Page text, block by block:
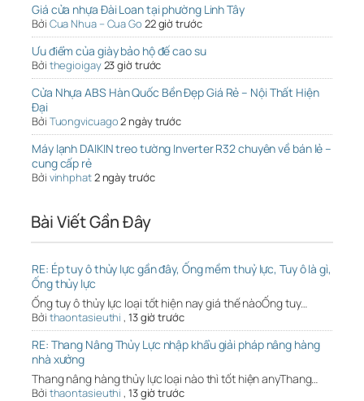
Giá cửa nhựa Đài Loan tại phường Linh Tây
Bởi Cua Nhua – Cua Go 22 giờ trước
Ưu điểm của giày bảo hộ đế cao su
Bởi thegioigay23 giờ trước
Cửa Nhựa ABS Hàn Quốc Bền Đẹp Giá Rẻ – Nội Thất Hiện
Đại
Bởi Tuongvicuago2 ngày trước
Máy lạnh DAIKIN treo tường Inverter R32 chuyên về bán lẻ –
cung cấp rẻ
Bởi vinhphat2 ngày trước
Bài Viết Gần Đây
RE: Ép tuy ô thủy lực gần đây, Ống mềm thuỷ lực, Tuy ô là gì,
Ống thủy lực
Ống tuy ô thủy lực loại tốt hiện nay giá thế nàoỐng tuy…
Bởi thaontasieuthi , 13 giờ trước
RE: Thang Nâng Thủy Lực nhập khẩu giải pháp nâng hàng
nhà xưởng
Thang nâng hàng thủy lực loại nào thì tốt hiện anyThang…
Bởi thaontasieuthi , 13 giờ trước